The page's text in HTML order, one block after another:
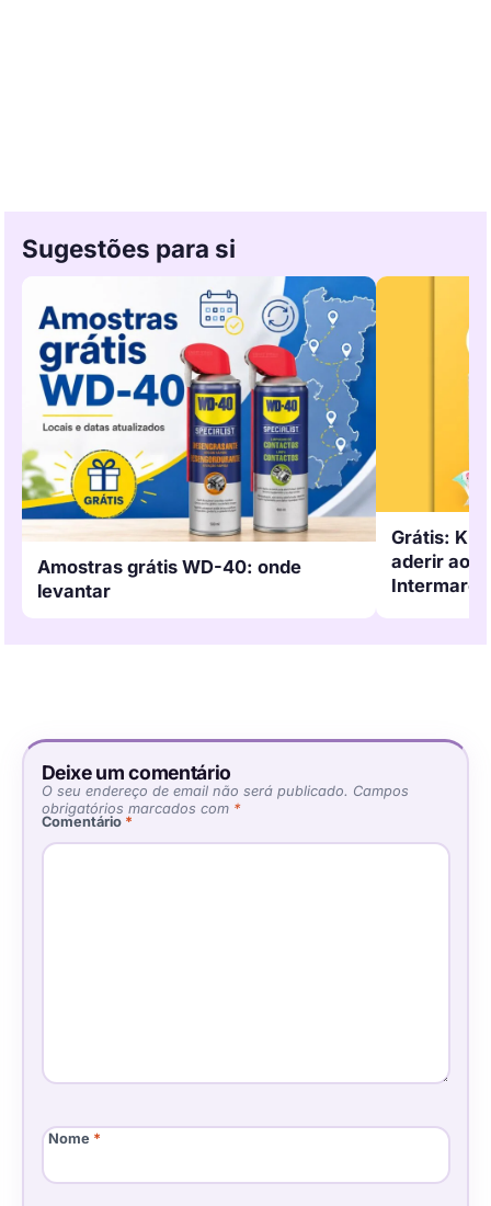
Sugestões para si
Amostras grátis WD-40: onde
levantar
Grátis: Kit
aderir ao
Deixe um comentário
O seu endereço de email não será publicado. Campos
obrigatórios marcados com *
Comentário *
Nome *